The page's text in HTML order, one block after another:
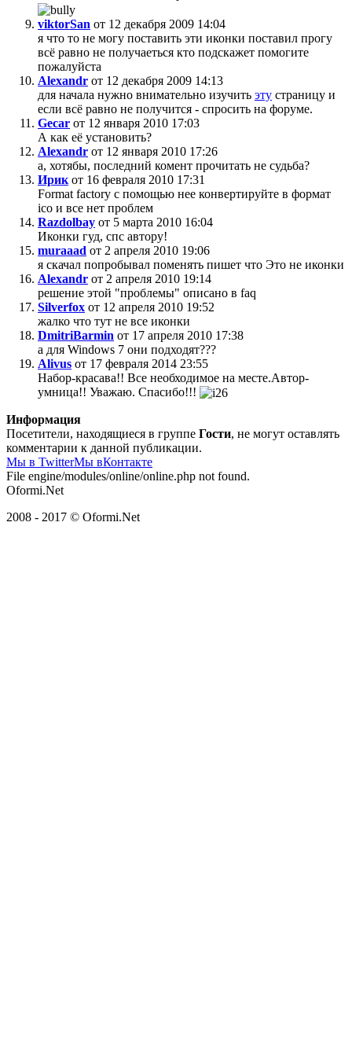
viktorSan от 12 декабря 2009 14:04
я что то не могу поставить эти иконки поставил прогу
всё равно не получаеться кто подскажет помогите
пожалуйста
Alexandr от 12 декабря 2009 14:13
для начала нужно внимательно изучить эту страницу и
если всё равно не получится - спросить на форуме.
Gecar от 12 января 2010 17:03
А как её установить?
Alexandr от 12 января 2010 17:26
а, хотябы, последний комент прочитать не судьба?
Ирик от 16 февраля 2010 17:31
Format factory с помощью нее конвертируйте в формат
ico и все нет проблем
Razdolbay от 5 марта 2010 16:04
Иконки гуд, спс автору!
muraaad от 2 апреля 2010 19:06
я скачал попробывал поменять пишет что Это не иконки
Alexandr от 2 апреля 2010 19:14
решение этой "проблемы" описано в faq
Silverfox от 12 апреля 2010 19:52
жалко что тут не все иконки
DmitriBarmin от 17 апреля 2010 17:38
а для Windows 7 они подходят???
Alivus от 17 февраля 2014 23:55
Набор-красава!! Все необходимое на месте.Автор-
умница!! Уважаю. Спасибо!!!
Информация
Посетители, находящиеся в группе Гости, не могут оставлять
комментарии к данной публикации.
Мы в TwitterМы вКонтакте
File engine/modules/online/online.php not found.
Oformi.Net
2008 - 2017 © Oformi.Net